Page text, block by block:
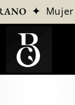
✦ Mujer